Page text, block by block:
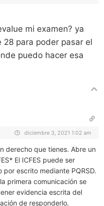
mi examen? ya
para poder pasar el
puedo hacer esa
diciembre 3, 2021 1:02 am
derecho que tienes. Abre un
El ICFES puede ser
escrito mediante PQRSD.
primera comunicación se
evidencia escrita del
de responderlo.